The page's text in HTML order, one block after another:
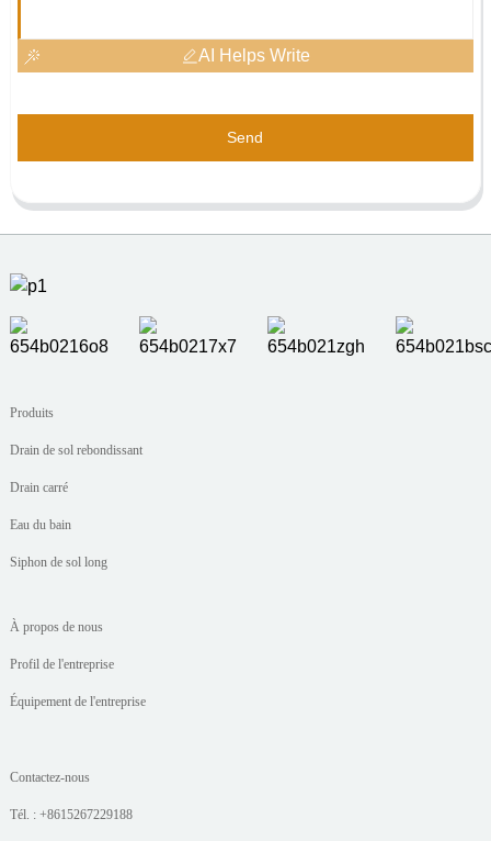
AI Helps Write
Send
Produits
Drain de sol rebondissant
Drain carré
Eau du bain
Siphon de sol long
À propos de nous
Profil de l'entreprise
Équipement de l'entreprise
Contactez-nous
Tél. : +8615267229188